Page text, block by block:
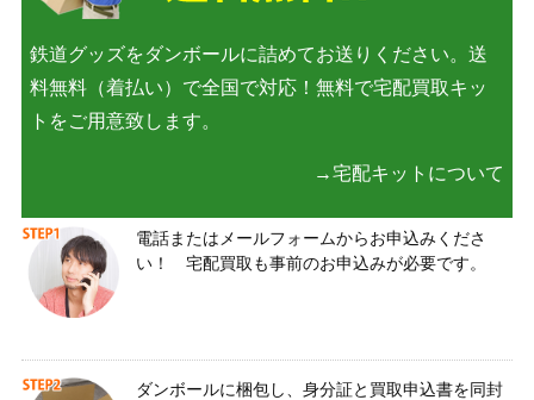
鉄道グッズをダンボールに詰めてお送りください。送
料無料（着払い）で全国で対応！無料で宅配買取キッ
トをご用意致します。
→宅配キットについて
電話またはメールフォームからお申込みくださ
い！ 宅配買取も事前のお申込みが必要です。
ダンボールに梱包し、身分証と買取申込書を同封